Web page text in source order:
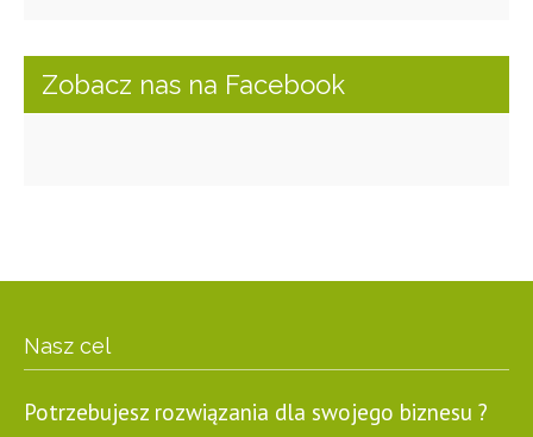
Zobacz nas na Facebook
Nasz cel
Potrzebujesz rozwiązania dla swojego biznesu ?